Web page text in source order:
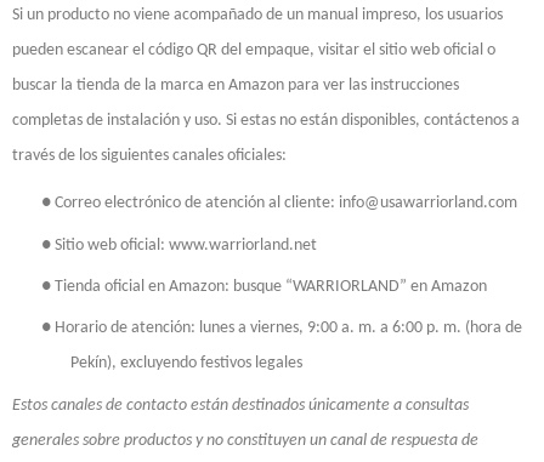
Si un producto no viene acompañado de un manual impreso, los usuarios
pueden escanear el código QR del empaque, visitar el sitio web oficial o
buscar la tienda de la marca en Amazon para ver las instrucciones
completas de instalación y uso. Si estas no están disponibles, contáctenos a
través de los siguientes canales oficiales:
● Correo electrónico de atención al cliente: info@usawarriorland.com
● Sitio web oficial: www.warriorland.net
● Tienda oficial en Amazon: busque “WARRIORLAND” en Amazon
● Horario de atención: lunes a viernes, 9:00 a. m. a 6:00 p. m. (hora de
Pekín), excluyendo festivos legales
Estos canales de contacto están destinados únicamente a consultas
generales sobre productos y no constituyen un canal de respuesta de